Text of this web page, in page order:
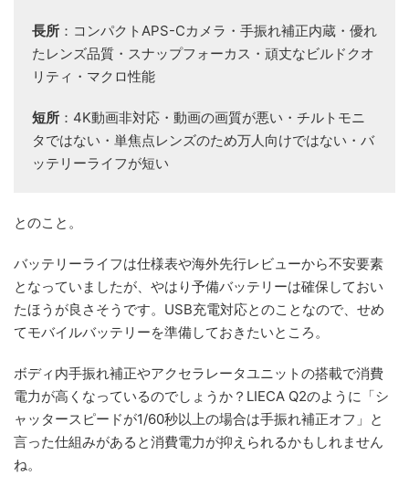
長所 ：コンパクトAPS-Cカメラ・手振れ補正内蔵・優れ
たレンズ品質・スナップフォーカス・頑丈なビルドクオ
リティ・マクロ性能
短所 ：4K動画非対応・動画の画質が悪い・チルトモニ
タではない・単焦点レンズのため万人向けではない・バ
ッテリーライフが短い
とのこと。
バッテリーライフは仕様表や海外先行レビューから不安要素
となっていましたが、やはり予備バッテリーは確保しておい
たほうが良さそうです。USB充電対応とのことなので、せめ
てモバイルバッテリーを準備しておきたいところ。
ボディ内手振れ補正やアクセラレータユニットの搭載で消費
電力が高くなっているのでしょうか？LIECA Q2のように「シ
ャッタースピードが1/60秒以上の場合は手振れ補正オフ」と
言った仕組みがあると消費電力が抑えられるかもしれません
ね。